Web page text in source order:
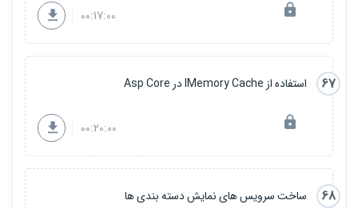
00:17:00
67 استفاده از IMemory Cache در Asp Core
00:20:00
68 ساخت سرویس های نمایش دسته بندی ها